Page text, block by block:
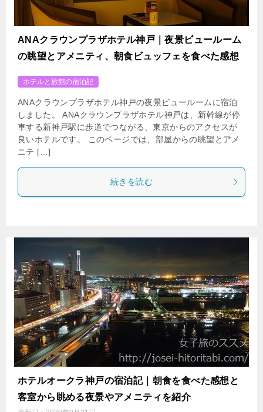
ANAクラウンプラザホテル神戸｜夜景ビュールーム
の眺望とアメニティ、朝食ビュッフェを食べた感想
ホテルと旅館の宿泊記
ANAクラウンプラザホテル神戸の夜景ビュールームに宿泊
しました。 ANAクラウンプラザホテル神戸は、新幹線が停
車する新神戸駅に歩道でつながる、東京からのアクセスが
良いホテルです。 このページでは、部屋からの眺望とアメ
ニテ […]
続きを読む
ホテルオークラ神戸の宿泊記｜朝食を食べた感想と
客室から眺める夜景やアメニティを紹介